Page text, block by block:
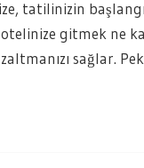
tatilinizin
gitmek ne
sağlar.